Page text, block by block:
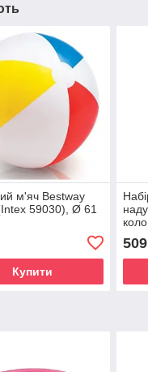
м'яч Bestway
59030), Ø 61
Купити
509